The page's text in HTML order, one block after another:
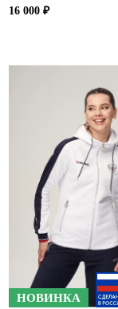
16 000 ₽
НОВИНКА